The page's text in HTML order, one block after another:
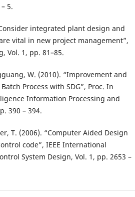
5.
integrated plant design and
vital in new project management”,
Vol. 1, pp. 81–85.
W. (2010). “Improvement and
Process with SDG”, Proc. In
Information Processing and
390 – 394.
T. (2006). “Computer Aided Design
code”, IEEE International
System Design, Vol. 1, pp. 2653 –